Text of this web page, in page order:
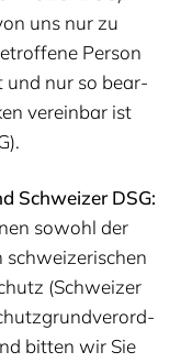
uns nur zu
Per­son
und nur so bear­
ver­ein­bar ist
).
Schwei­zerDSG:
sowohl der
(Schwei­zer
bit­ten wir Sie